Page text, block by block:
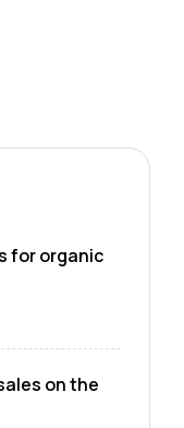
for organic
on the